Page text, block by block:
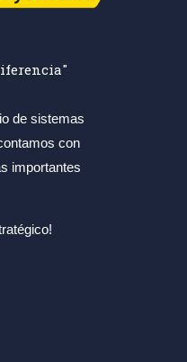
de sistemas
con
importantes